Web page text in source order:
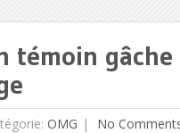
témoin
OMG No